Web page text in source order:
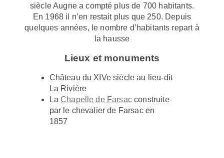
siècle Augne a compté plus de 700 habitants.
En 1968 il n’en restait plus que 250. Depuis
quelques années, le nombre d’habitants repart à
la hausse
Lieux et monuments
Château du XIVe siècle au lieu-dit
La Rivière
La Chapelle de Farsacconstruite
par le chevalier de Farsac en
1857